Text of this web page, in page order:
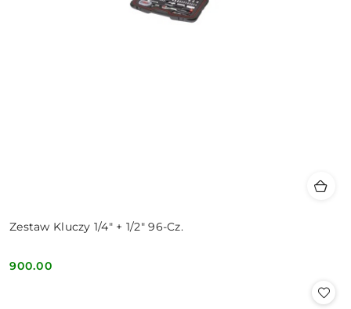
Zestaw Kluczy 1/4" + 1/2" 96-Cz.
Cena:
900.00